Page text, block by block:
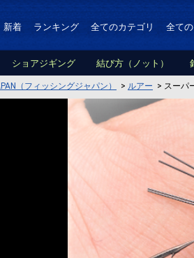
新着 ランキング 全てのカテゴリ 全て
ショアジギング 結び方（ノット）
（フィッシングジャパン） > ルアー > スーパ